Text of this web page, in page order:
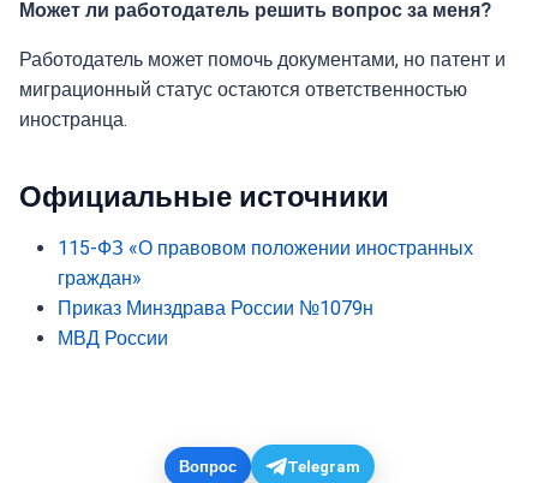
Может ли работодатель решить вопрос за меня?
Работодатель может помочь документами, но патент и
миграционный статус остаются ответственностью
иностранца.
Официальные источники
115-ФЗ «О правовом положении иностранных
граждан»
Приказ Минздрава России №1079н
МВД России
Вопрос Telegram